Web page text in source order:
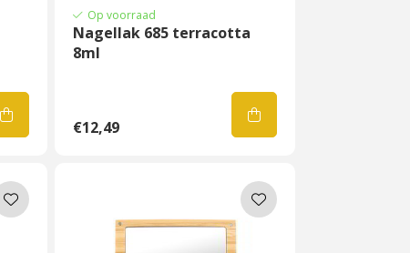
Op voorraad
Nagellak 685 terracotta
8ml
€12,49